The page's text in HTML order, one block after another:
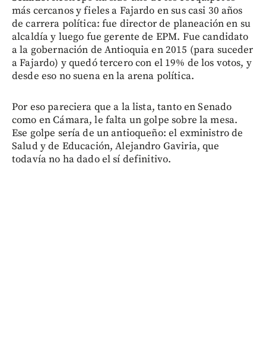
más cercanos y fieles a Fajardo en sus casi 30 años
de carrera política: fue director de planeación en su
alcaldía y luego fue gerente de EPM. Fue candidato
a la gobernación de Antioquia en 2015 (para suceder
a Fajardo) y quedó tercero con el 19% de los votos, y
desde eso no suena en la arena política.
Por eso pareciera que a la lista, tanto en Senado
como en Cámara, le falta un golpe sobre la mesa.
Ese golpe sería de un antioqueño: el exministro de
Salud y de Educación, Alejandro Gaviria, que
todavía no ha dado el sí definitivo.